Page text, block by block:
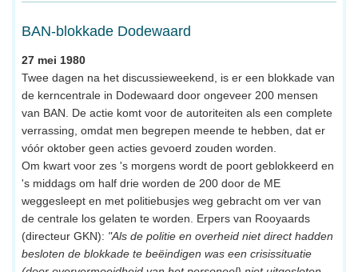
BAN-blokkade Dodewaard
27 mei 1980
Twee dagen na het discussieweekend, is er een blokkade van
de kerncentrale in Dodewaard door ongeveer 200 mensen
van BAN. De actie komt voor de autoriteiten als een complete
verrassing, omdat men begrepen meende te hebben, dat er
vóór oktober geen acties gevoerd zouden worden.
Om kwart voor zes 's morgens wordt de poort geblokkeerd en
's middags om half drie worden de 200 door de ME
weggesleept en met politiebusjes weg gebracht om ver van
de centrale los gelaten te worden. Erpers van Rooyaards
(directeur GKN): "Als de politie en overheid niet direct hadden
besloten de blokkade te beëindigen was een crisissituatie